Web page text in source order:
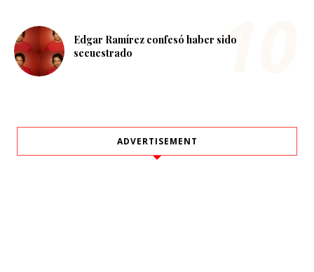
Edgar Ramírez confesó haber sido
secuestrado
ADVERTISEMENT